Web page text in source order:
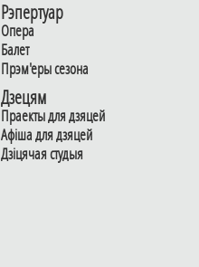
Рэпертуар
Опера
Балет
Прэм'еры сезона
Дзецям
Праекты для дзяцей
Афiша для дзяцей
Дзiцячая студыя